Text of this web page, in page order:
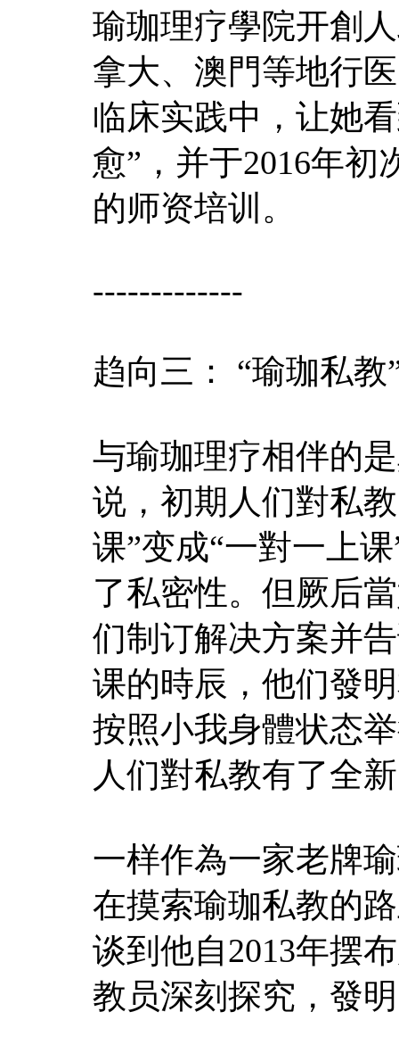
瑜珈理疗學院开創
拿大、澳門等地行
临床实践中，让她
愈”，并于2016年初
的师资培训。
-------------
趋向三： “瑜珈私教
与瑜珈理疗相伴的
说，初期人们對私
课”变成“一對一上
了私密性。但厥后
们制订解决方案并
课的時辰，他们發
按照小我身體状态
人们對私教有了全
一样作為一家老牌
在摸索瑜珈私教的
谈到他自2013年摆
教员深刻探究，發